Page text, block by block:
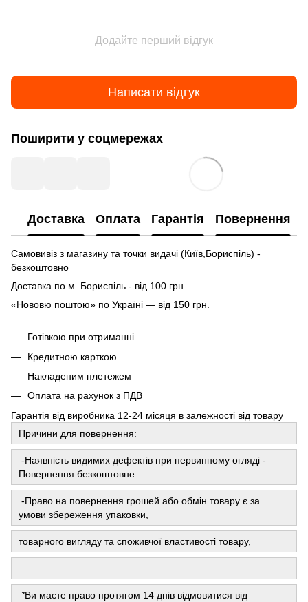
Додайте перший відгук
Написати відгук
Поширити у соцмережах
Доставка Оплата Гарантія Повернення
Самовивіз з магазину та точки видачі (Київ,Бориспіль) -
безкоштовно
Доставка по м. Бориспіль - від 100 грн
«Нововю поштою» по Україні — від 150 грн.
Готівкою при отриманні
Кредитною карткою
Накладеним плетежем
Оплата на рахунок з ПДВ
Гарантія від виробника 12-24 місяця в залежності від товару
Причини для повернення:
-Наявність видимих ​​дефектів при первинному огляді -
Повернення безкоштовне.
-Право на повернення грошей або обмін товару є за
умови збереження упаковки,
товарного вигляду та споживчої властивості товару,
*Ви маєте право протягом 14 днів відмовитися від